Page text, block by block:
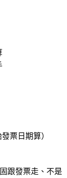
票日期算）
跟發票走、不是